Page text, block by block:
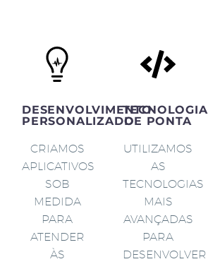
DESENVOLVIMENTO
PERSONALIZADO
CRIAMOS
APLICATIVOS
SOB
MEDIDA
PARA
ATENDER
ÀS
TECNOLOGIA
DE PONTA
UTILIZAMOS
AS
TECNOLOGIAS
MAIS
AVANÇADAS
PARA
DESENVOLVER